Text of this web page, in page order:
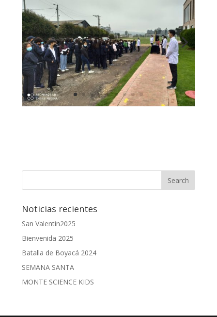
Noticias recientes
San Valentin2025
Bienvenida 2025
Batalla de Boyacá 2024
SEMANA SANTA
MONTE SCIENCE KIDS